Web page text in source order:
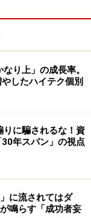
要な能力になっ
からです。うま
外は、「もうち
す。
り上」の成長率。
したハイテク個別
りに騙されるな！資
年スパン」の視点
に流されてはダ
鳴らす「成功者妄